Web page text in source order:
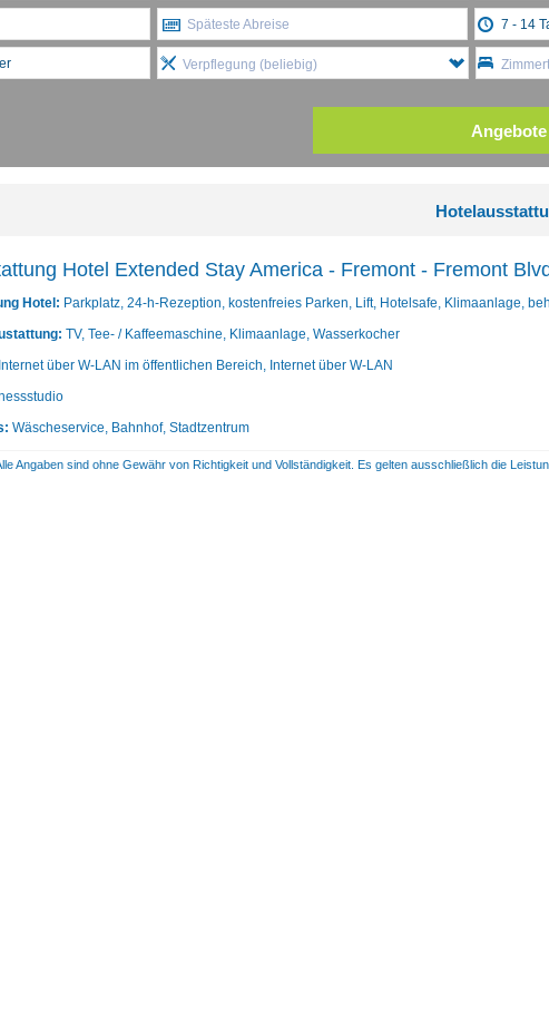
Späteste Abreise
Verpflegung (beliebig)
Hotel Extended Stay America - Fremont - Fremont
Hotel: Parkplatz, 24-h-Rezeption, kostenfreies Parken, Lift, Hotelsafe, Klimaanlage,
TV, Tee- / Kaffeemaschine, Klimaanlage, Wasserkocher
Internet über W-LAN im öffentlichen Bereich, Internet über W-LAN
Wäscheservice, Bahnhof, Stadtzentrum
Angaben sind ohne Gewähr von Richtigkeit und Vollständigkeit. Es gelten ausschließlich die